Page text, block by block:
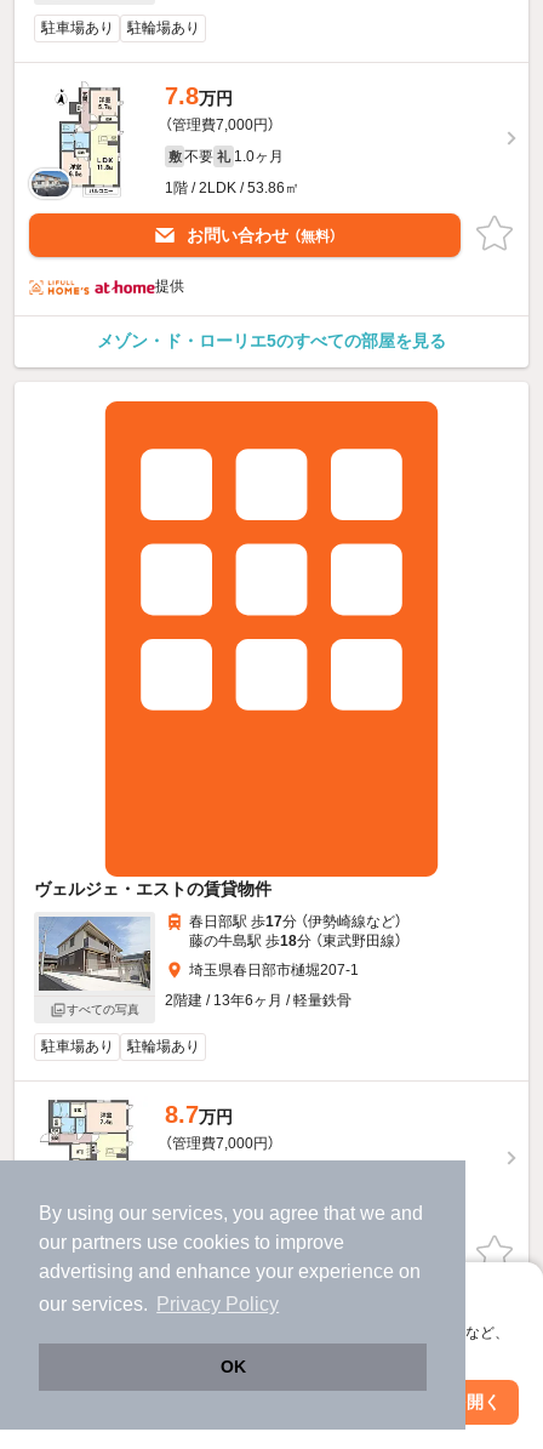
By using our services, you agree that we and
our partners use cookies to improve
advertising and enhance your experience on
our services.
Privacy Policy
OK
アプリに切り替えて、サクサクお部屋探し
会員登録なしですぐ使える。マップ検索やお気に入り保存など、
アプリを開く
駐車場あり 駐輪場あり
7.8万円
（管理費7,000円）
敷 不要 礼 1.0ヶ月
1階 / 2LDK / 53.86㎡
お問い合わせ （無料）
提供
メゾン・ド・ローリエ5のすべての部屋を見る
ヴェルジェ・エストの賃貸物件
すべての写真
春日部駅 歩17分 （伊勢崎線など）
藤の牛島駅 歩18分 （東武野田線）
埼玉県春日部市樋堀207-1
2階建 / 13年6ヶ月 / 軽量鉄骨
駐車場あり 駐輪場あり
8.7万円
（管理費7,000円）
2階 / 2LDK / 61.4㎡
お問い合わせ （無料）
提供
ヴェルジェ・エストのすべての部屋を見る
他の人はこんな条件で絞り込んでいます！
絞り込み条件を変更